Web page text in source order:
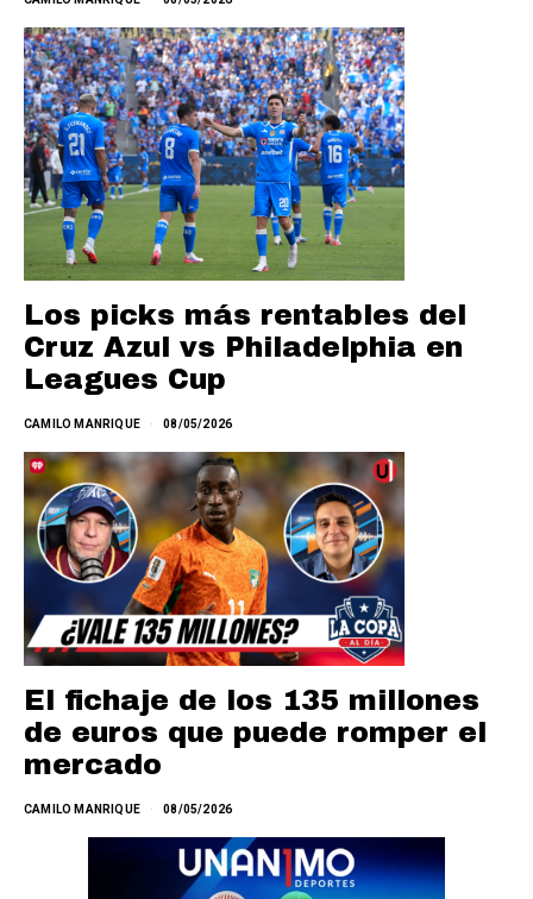
Los picks más rentables del
Cruz Azul vs Philadelphia en
Leagues Cup
CAMILO MANRIQUE 08/05/2026
El fichaje de los 135 millones
de euros que puede romper el
mercado
CAMILO MANRIQUE 08/05/2026